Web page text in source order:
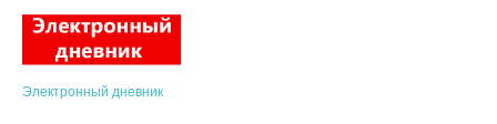
Электронный дневник